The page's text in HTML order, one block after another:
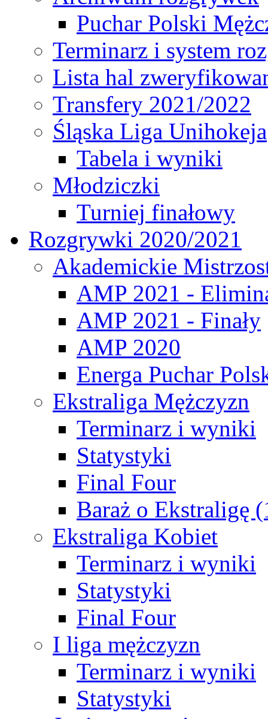
Puchar Polski
Terminarz i system
Lista hal
Transfery 2021/2022
Śląska Liga Unihokeja
Tabela i wyniki
Młodziczki
Turniej finałowy
Rozgrywki 2020/2021
Akademickie
AMP 2021 -
AMP 2021 - Finały
AMP 2020
Energa Puchar
Ekstraliga Mężczyzn
Terminarz i wyniki
Statystyki
Final Four
Baraż o Ekstraligę
Ekstraliga Kobiet
Terminarz i wyniki
Statystyki
Final Four
I liga mężczyzn
Terminarz i wyniki
Statystyki